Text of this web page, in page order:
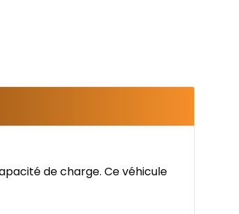
de charge. Ce véhicule